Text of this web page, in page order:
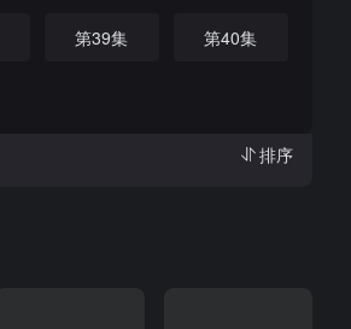
第39集 第40集
排序